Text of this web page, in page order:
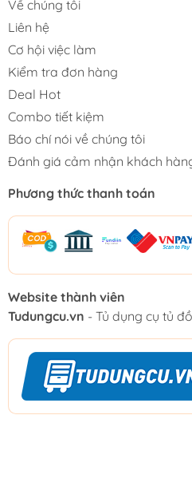
Về chúng tôi
Liên hệ
Cơ hội việc làm
Kiểm tra đơn hàng
Deal Hot
Combo tiết kiệm
Báo chí nói về chúng tôi
Đánh giá cảm nhận khách
Phương thức thanh toán
Website thành viên
Tudungcu.vn - Tủ dụng cụ tủ